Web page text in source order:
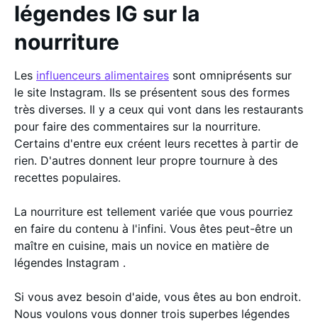
légendes IG sur la
nourriture
Les influenceurs alimentaires sont omniprésents sur
le site Instagram. Ils se présentent sous des formes
très diverses. Il y a ceux qui vont dans les restaurants
pour faire des commentaires sur la nourriture.
Certains d'entre eux créent leurs recettes à partir de
rien. D'autres donnent leur propre tournure à des
recettes populaires.
La nourriture est tellement variée que vous pourriez
en faire du contenu à l'infini. Vous êtes peut-être un
maître en cuisine, mais un novice en matière de
légendes Instagram .
Si vous avez besoin d'aide, vous êtes au bon endroit.
Nous voulons vous donner trois superbes légendes